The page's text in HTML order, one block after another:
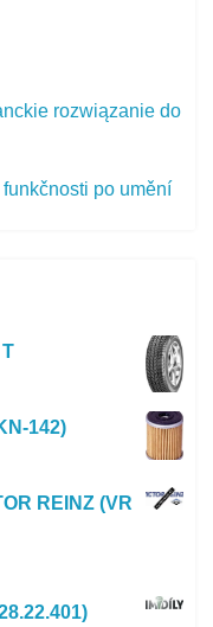
rozwiązanie do
po umění
142)
REINZ (VR